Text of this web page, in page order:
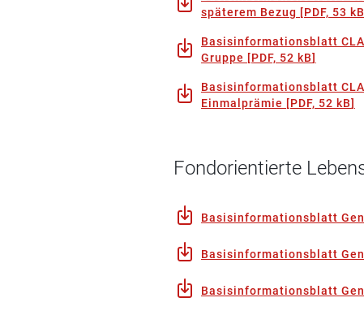
späterem Bezug [PDF, 53 kB
Basisinformationsblatt
Gruppe [PDF, 52 kB]
Basisinformationsblatt
Einmalprämie [PDF, 52 kB]
Fondorientierte
Basisinformationsblatt
Basisinformationsblatt
Basisinformationsblatt